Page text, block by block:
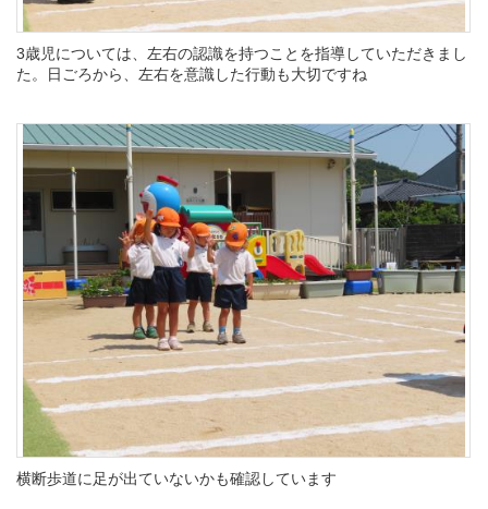
3歳児については、左右の認識を持つことを指導していただきまし
た。日ごろから、左右を意識した行動も大切ですね
横断歩道に足が出ていないかも確認しています